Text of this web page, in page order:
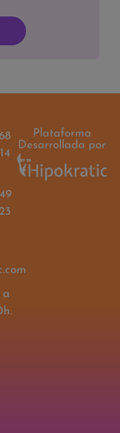
a
Plataforma
Desarrollada por